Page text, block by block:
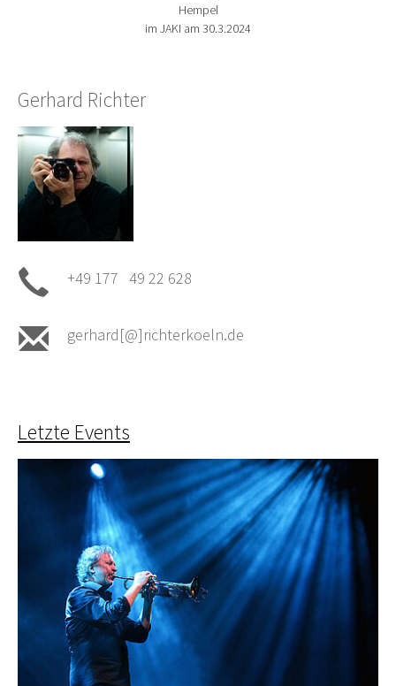
Hempel
im JAKI am 30.3.2024
Gerhard Richter
+49 177 49 22 628
gerhard[@]richterkoeln.de
Letzte Events